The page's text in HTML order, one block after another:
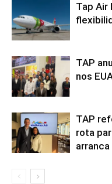
Tap Air
TAP
nos
TAP
rota